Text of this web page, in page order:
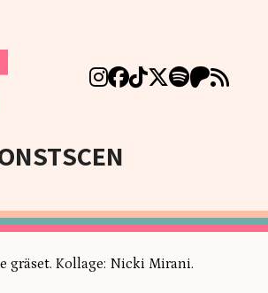
SCEN
gräset. Kollage: Nicki Mirani.